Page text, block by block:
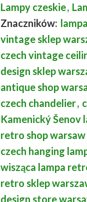
Lampy czeskie,
Znaczników:
vintage sklep
czech vintage
design sklep
antique shop
czech chandelier,
Kamenický Šenov
retro shop warsaw
czech hanging
wisząca lampa
retro sklep
design store